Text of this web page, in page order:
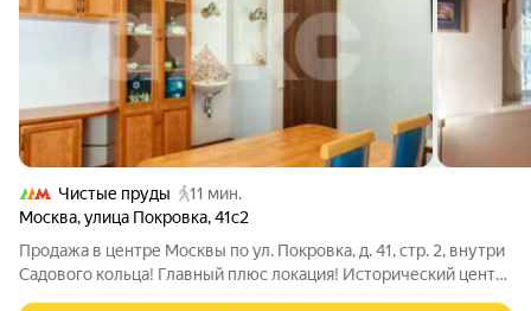
Чистые пруды
11 мин.
Москва,улица Покровка,41с2
Продажа в центре Москвы по ул. Покровка, д. 41, стр. 2, внутри
Садового кольца! Главный плюс локация! Исторический центр